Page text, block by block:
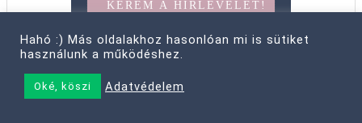
A hírlevél ingyenes,
és bármikor leiratkozhatsz.
Hahó :) Más oldalakhoz hasonlóan mi is sütiket
használunk a működéshez.
Oké, köszi Adatvédelem